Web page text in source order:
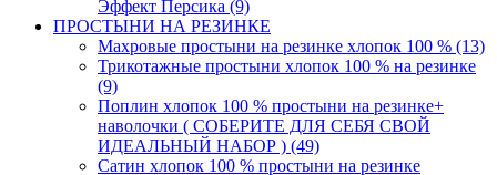
Эффект Персика (9)
ПРОСТЫНИ НА РЕЗИНКЕ
Махровые простыни на резинке хлопок 100 % (13)
Трикотажные простыни хлопок 100 % на резинке
(9)
Поплин хлопок 100 % простыни на резинке+
наволочки ( СОБЕРИТЕ ДЛЯ СЕБЯ СВОЙ
ИДЕАЛЬНЫЙ НАБОР ) (49)
Сатин хлопок 100 % простыни на резинке